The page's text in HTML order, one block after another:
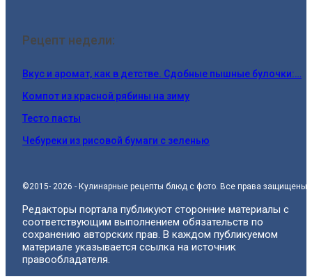
Рецепт недели:
Вкус и аромат, как в детстве. Сдобные пышные булочки:…
Компот из красной рябины на зиму
Тесто пасты
Чебуреки из рисовой бумаги с зеленью
©2015- 2026 - Кулинарные рецепты блюд с фото. Все права защищены.
Редакторы портала публикуют сторонние материалы с
соответствующим выполнением обязательств по
сохранению авторских прав. В каждом публикуемом
материале указывается ссылка на источник
правообладателя.